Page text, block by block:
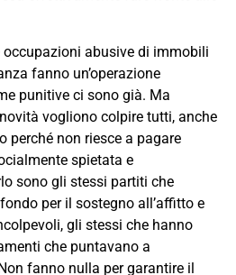
occupazioni abusive di immobili
fanno un’operazione
punitive ci sono già. Ma
vogliono colpire tutti, anche
perché non riesce a pagare
spietata e
sono gli stessi partiti che
per il sostegno all’affitto e
gli stessi che hanno
che puntavano a
fanno nulla per garantire il